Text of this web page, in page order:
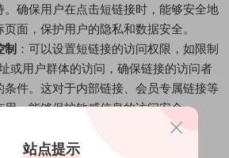
。确保用户在点击短链接时，能够安全地
面，保护用户的隐私和数据安全。
制 ：可以设置短链接的访问权限，如限制
或用户群体的访问，确保链接的访问者
条件。这对于内部链接、会员专属链接等
用，能够保护敏感信息的访问安全。
站点提示